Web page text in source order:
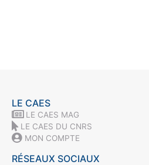
LE CAES
LE CAES MAG
LE CAES DU CNRS
MON COMPTE
RÉSEAUX SOCIAUX